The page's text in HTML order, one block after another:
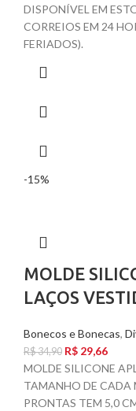
DISPONÍVEL EM
CORREIOS EM 24
FERIADOS).
-15%
MOLDE
LAÇOS
Bonecos e Bonecas,
R$34,90 R$ 29,66
MOLDE SILICONE
TAMANHO DE CADA
PRONTAS TEM 5,0